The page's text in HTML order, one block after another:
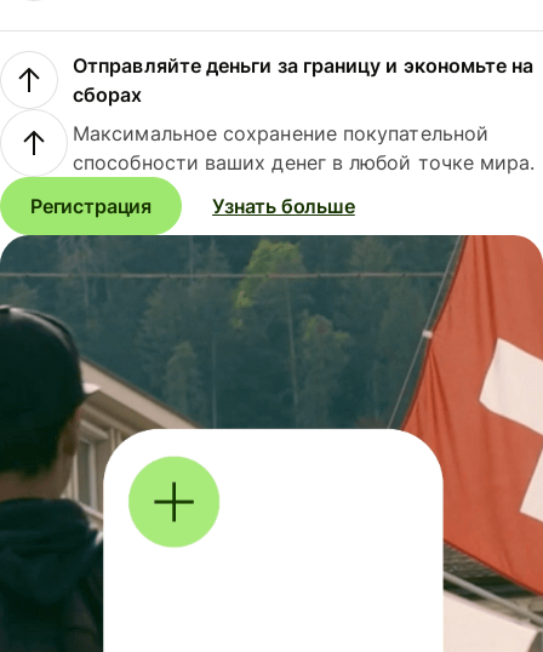
Отправляйте деньги за границу и экономьте на
сборах
Максимальное сохранение покупательной
способности ваших денег в любой точке мира.
Регистрация
Узнать больше